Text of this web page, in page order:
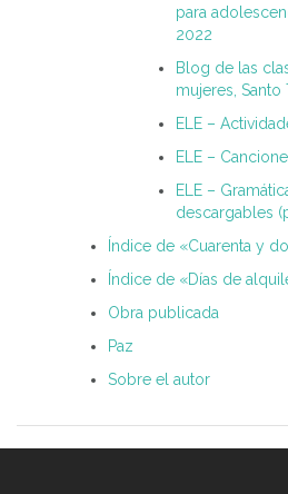
para
2022
Blog de las
mujeres, Santo
ELE –
ELE –
ELE –
descargables
Índice de «Cuarenta y
Índice de «Días de
Obra publicada
Paz
Sobre el autor